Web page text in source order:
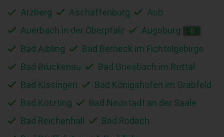
Arzberg
Aschaffenburg
Aub
Auerbach in der Oberpfalz
Augsburg B
Bad Aibling
Bad Berneck im Fichtelgebirge
Bad Brückenau
Bad Griesbach im Rottal
Bad Kissingen
Bad Königshofen im Grabfeld
Bad Kötzting
Bad Neustadt an der Saale
Bad Reichenhall
Bad Rodach